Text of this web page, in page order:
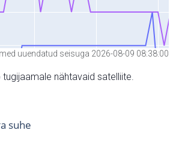
uuendatud seisuga 2026-08-09 08:38:00
nähtavaid satelliite.